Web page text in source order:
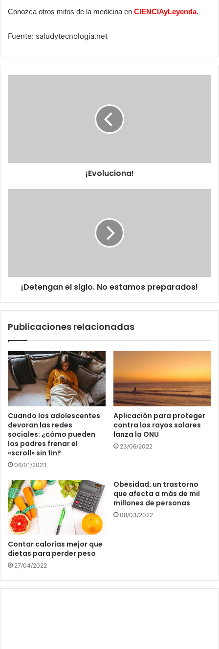
Conozca otros mitos de la medicina en CIENCIAyLeyenda.
Fuente: saludytecnologia.net
¡Evoluciona!
¡Detengan el siglo. No estamos preparados!
Publicaciones relacionadas
Cuando los adolescentes
devoran las redes
sociales: ¿cómo pueden
los padres frenar el
«scroll» sin fin?
06/01/2023
Aplicación para proteger
contra los rayos solares
lanza la ONU
23/06/2022
Contar calorías mejor que
dietas para perder peso
27/04/2022
Obesidad: un trastorno
que afecta a más de mil
millones de personas
08/03/2022